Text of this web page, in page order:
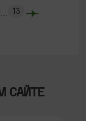
... 13
САЙТЕ